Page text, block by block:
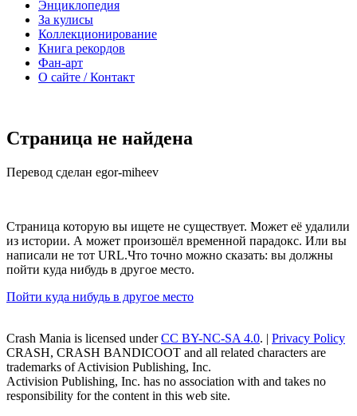
Энциклопедия
За кулисы
Коллекционирование
Книга рекордов
Фан-арт
О сайте / Контакт
Страница не найдена
Перевод сделан egor-miheev
Страница которую вы ищете не существует. Может её удалили
из истории. А может произошёл временной парадокс. Или вы
написали не тот URL.Что точно можно сказать: вы должны
пойти куда нибудь в другое место.
Пойти куда нибудь в другое место
Crash Mania is licensed underCC BY-NC-SA 4.0. | Privacy Policy
CRASH, CRASH BANDICOOT and all related characters are
trademarks of Activision Publishing, Inc.
Activision Publishing, Inc. has no association with and takes no
responsibility for the content in this web site.